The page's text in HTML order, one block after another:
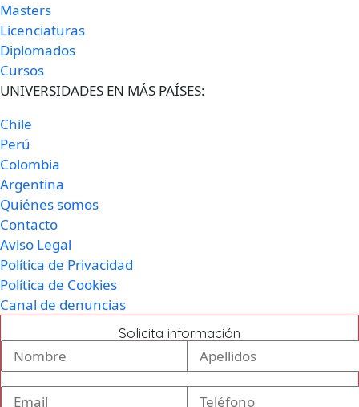
Masters
Licenciaturas
Diplomados
Cursos
UNIVERSIDADES EN MÁS PAÍSES:
Chile
Perú
Colombia
Argentina
Quiénes somos
Contacto
Aviso Legal
Política de Privacidad
Política de Cookies
Canal de denuncias
Solicita información